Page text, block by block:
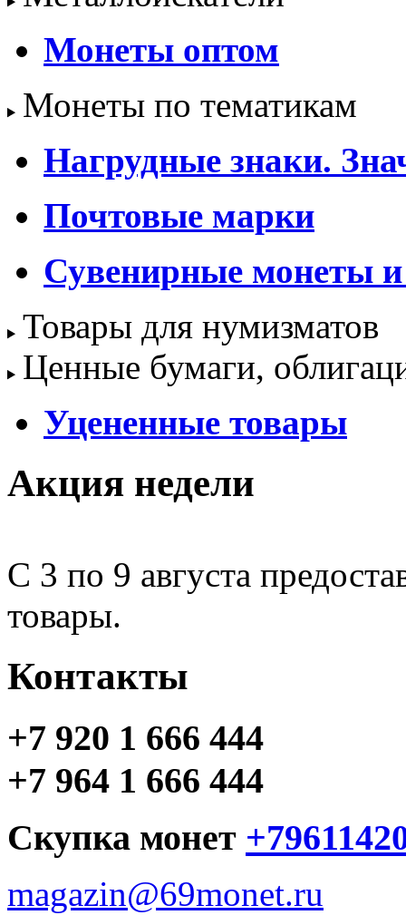
Монеты оптом
Монеты по тематикам
Нагрудные знаки.
Почтовые марки
Сувенирные монеты
Товары для нумизматов
Ценные бумаги,
Уцененные товары
Акция недели
С 3 по 9 августа
товары.
Контакты
+7 920 1 666 444
+7 964 1 666 444
Скупка монет
magazin@69monet.ru